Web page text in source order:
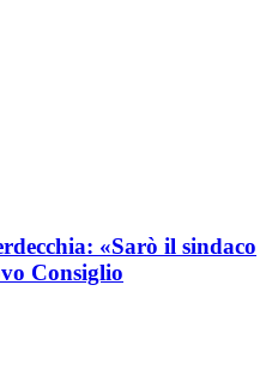
«Sarò il sindaco
Consiglio